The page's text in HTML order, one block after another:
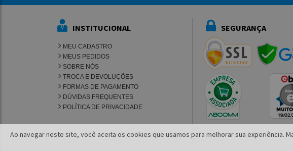
Ao navegar neste site, você aceita os cookies que usamos para melhorar sua experiência.
INSTITUCIONAL
MEU CADASTRO
MEUS PEDIDOS
SOBRE NÓS
TROCA E DEVOLUÇÕES
FORMAS DE PAGAMENTO
DÚVIDAS FREQUENTES
POLÍTICA DE PRIVACIDADE
SEGURANÇA